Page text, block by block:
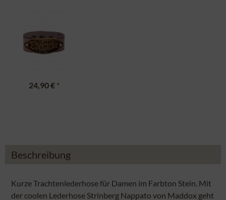
24,90 € *
Beschreibung
Kurze Trachtenlederhose für Damen im Farbton Stein. Mit
der coolen Lederhose Strinberg Nappato von Maddox geht